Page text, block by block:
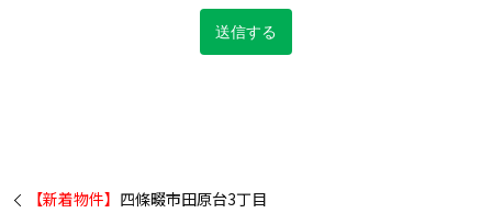
【新着物件】 四條畷市田原台3丁目